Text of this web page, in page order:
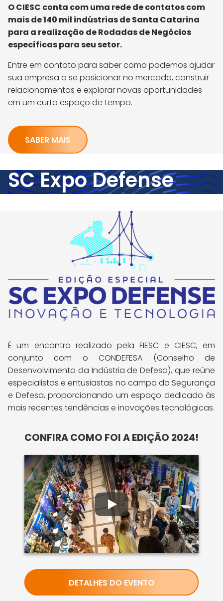
O CIESC conta com uma rede de contatos com
mais de 140 mil indústrias de Santa Catarina
para a realização de Rodadas de Negócios
específicas para seu setor.
Entre em contato para saber como podemos ajudar
sua empresa a se posicionar no mercado, construir
relacionamentos e explorar novas oportunidades
em um curto espaço de tempo.
SABER MAIS
SC Expo Defense
É um encontro realizado pela FIESC e CIESC, em
conjunto com o CONDEFESA (Conselho de
Desenvolvimento da Indústria de Defesa), que reúne
especialistas e entusiastas no campo da Segurança
e Defesa, proporcionando um espaço dedicado às
mais recentes tendências e inovações tecnológicas.
CONFIRA COMO FOI A EDIÇÃO 2024!
DETALHES DO EVENTO